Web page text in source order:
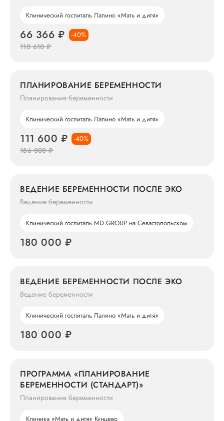
Клинический госпиталь Лапино «Мать и дитя»
66 366 ₽
-40%
110 610 ₽
ПЛАНИРОВАНИЕ БЕРЕМЕННОСТИ
Планирование беременности
Клинический госпиталь Лапино «Мать и дитя»
111 600 ₽
-40%
186 000 ₽
ВЕДЕНИЕ БЕРЕМЕННОСТИ ПОСЛЕ ЭКО
Ведение беременности
Клинический госпиталь MD GROUP на Севастопольском
180 000 ₽
ВЕДЕНИЕ БЕРЕМЕННОСТИ ПОСЛЕ ЭКО
Ведение беременности
Клинический госпиталь Лапино «Мать и дитя»
180 000 ₽
ПРОГРАММА «ПЛАНИРОВАНИЕ
БЕРЕМЕННОСТИ (СТАНДАРТ)»
Планирование беременности
Клиника «Мать и дитя» Кунцево